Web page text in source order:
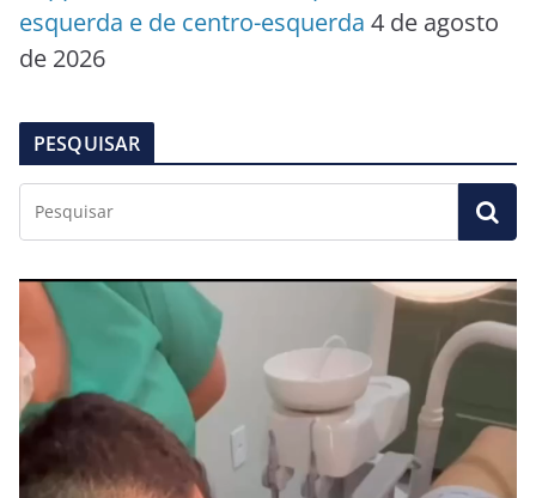
esquerda e de centro-esquerda 4 de agosto
de 2026
PESQUISAR